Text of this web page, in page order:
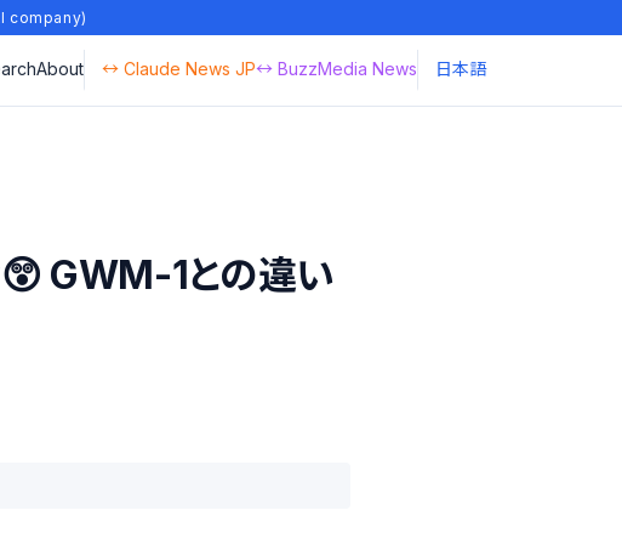
company)
About ↔ Claude News JP↔ BuzzMedia News 日本語
GWM-1との違い